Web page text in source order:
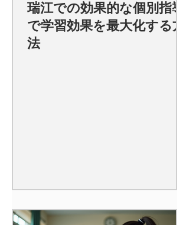
瑞江での効果的な個別指導
で学習効果を最大化する方
法